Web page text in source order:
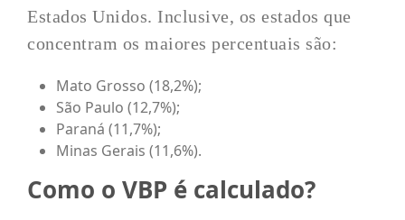
Estados Unidos. Inclusive, os estados que
concentram os maiores percentuais são:
Mato Grosso (18,2%);
São Paulo (12,7%);
Paraná (11,7%);
Minas Gerais (11,6%).
Como o VBP é calculado?